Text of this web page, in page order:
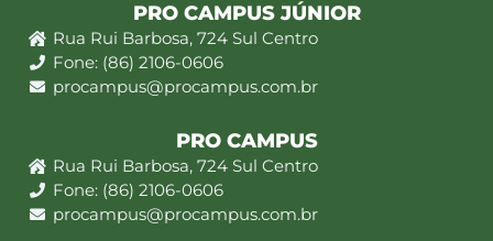
PRO CAMPUS JÚNIOR
Rua Rui Barbosa, 724 Sul Centro
Fone: (86) 2106-0606
procampus@procampus.com.br
PRO CAMPUS
Rua Rui Barbosa, 724 Sul Centro
Fone: (86) 2106-0606
procampus@procampus.com.br